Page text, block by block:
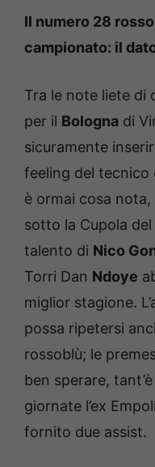
Il numero 28
campionato: il
Tra le note liete di
per il Bologna di
sicuramente
feeling del
è ormai cosa
sotto la Cupola
talento di Nico
Torri Dan Ndoye
miglior stagione.
possa ripetersi
rossoblù; le
ben sperare,
giornate l’ex
fornito due assist.